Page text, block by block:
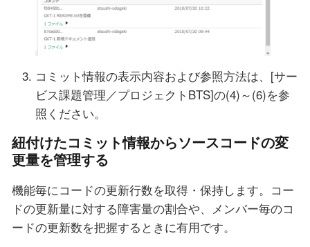
コミット情報の表示内容および参照方法は、[サー
ビス課題管理／プロジェクトBTS]の(4)～(6)を参
照ください。
紐付けたコミット情報からソースコードの変
更量を管理する
機能毎にコードの更新行数を取得・保持します。コー
ドの更新量に対する障害量の割合や、メンバー毎のコ
ードの更新数を把握するときに有用です。